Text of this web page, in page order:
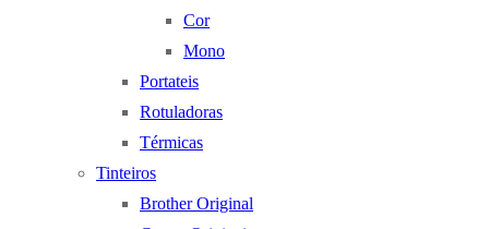
Cor
Mono
Portateis
Rotuladoras
Térmicas
Tinteiros
Brother Original